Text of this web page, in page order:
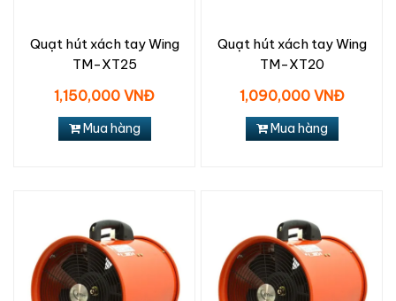
Quạt hút xách tay Wing
TM-XT25
1,150,000 VNĐ
Mua hàng
Quạt hút xách tay Wing
TM-XT20
1,090,000 VNĐ
Mua hàng